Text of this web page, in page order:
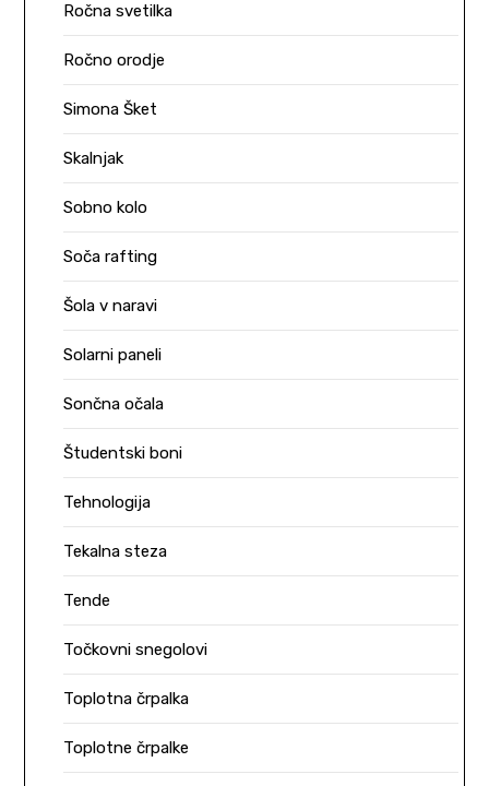
Ročna svetilka
Ročno orodje
Simona Šket
Skalnjak
Sobno kolo
Soča rafting
Šola v naravi
Solarni paneli
Sončna očala
Študentski boni
Tehnologija
Tekalna steza
Tende
Točkovni snegolovi
Toplotna črpalka
Toplotne črpalke